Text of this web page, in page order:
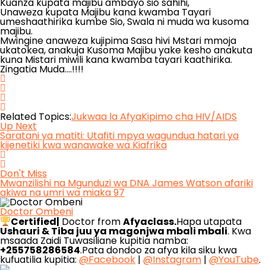
Unaweza kupata Majibu kana kwamba Tayari
umeshaathirika kumbe Sio, Swala ni muda wa kusoma
majibu.
Mwingine anaweza kujipima Sasa hivi Mstari mmoja
ukatokea, anakuja Kusoma Majibu yake kesho anakuta
kuna Mistari miwili kana kwamba tayari kaathirika.
Zingatia Muda….!!!!
Related Topics:Jukwaa la AfyaKipimo cha HIV/AIDS
Up Next
Saratani ya matiti: Utafiti mpya wagundua hatari ya
kijenetiki kwa wanawake wa Kiafrika
Don't Miss
Mwanzilishi na Mgunduzi wa DNA James Watson afariki
akiwa na umri wa miaka 97
Doctor Ombeni
Certified| Doctor fromAfyaclass.Hapa utapata
Ushauri & Tiba juu ya magonjwa mbali mbali. Kwa
msaada Zaidi Tuwasiliane kupitia namba:
+255758286584.Pata dondoo za afya kila siku kwa
kufuatilia kupitia: @Facebook | @Instagram | @YouTube.